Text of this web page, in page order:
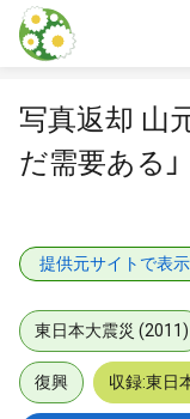
本文に飛ぶ
写真返却 山
だ需要ある
提供元サイトで表示
東日本大震災 (2011)
復興 収録:東日